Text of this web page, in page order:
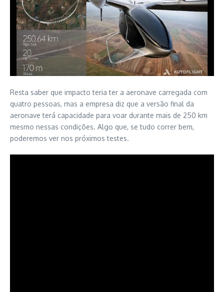
Resta saber que impacto teria ter a aeronave carregada com
quatro pessoas, mas a empresa diz que a versão final da
aeronave terá capacidade para voar durante mais de 250 km
mesmo nessas condições. Algo que, se tudo correr bem,
poderemos ver nos próximos testes.